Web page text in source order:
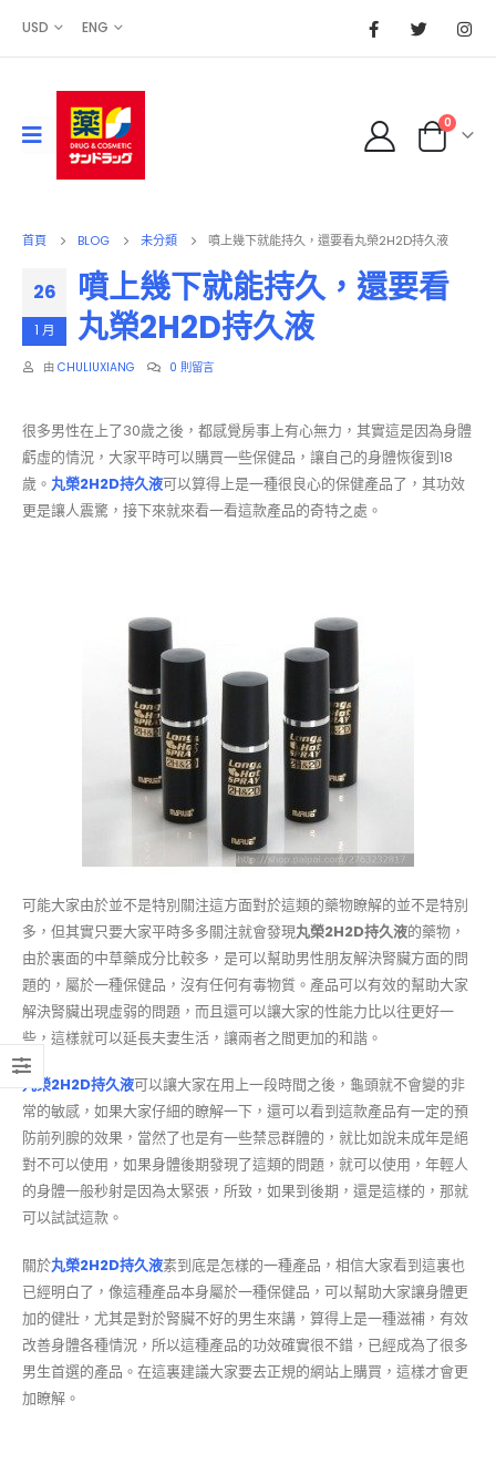
USD ENG
0
首頁 BLOG 未分類 噴上幾下就能持久，還要看丸榮2H2D持久液
26
1 月
噴上幾下就能持久，還要看
丸榮2H2D持久液
由 CHULIUXIANG 0 則留言
很多男性在上了30歲之後，都感覺房事上有心無力，其實這是因為身體
虧虛的情況，大家平時可以購買一些保健品，讓自己的身體恢復到18
歲。 丸榮2H2D持久液可以算得上是一種很良心的保健產品了，其功效
更是讓人震驚，接下來就來看一看這款產品的奇特之處。
可能大家由於並不是特別關注這方面對於這類的藥物瞭解的並不是特別
多，但其實只要大家平時多多關注就會發現丸榮2H2D持久液的藥物，
由於裏面的中草藥成分比較多，是可以幫助男性朋友解決腎臟方面的問
題的，屬於一種保健品，沒有任何有毒物質。產品可以有效的幫助大家
解決腎臟出現虛弱的問題，而且還可以讓大家的性能力比以往更好一
些，這樣就可以延長夫妻生活，讓兩者之間更加的和諧。
丸榮2H2D持久液可以讓大家在用上一段時間之後，龜頭就不會變的非
常的敏感，如果大家仔細的瞭解一下，還可以看到這款產品有一定的預
防前列腺的效果，當然了也是有一些禁忌群體的，就比如說未成年是絕
對不可以使用，如果身體後期發現了這類的問題，就可以使用，年輕人
的身體一般秒射是因為太緊張，所致，如果到後期，還是這樣的，那就
可以試試這款。
關於丸榮2H2D持久液素到底是怎樣的一種產品，相信大家看到這裏也
已經明白了，像這種產品本身屬於一種保健品，可以幫助大家讓身體更
加的健壯，尤其是對於腎臟不好的男生來講，算得上是一種滋補，有效
改善身體各種情況，所以這種產品的功效確實很不錯，已經成為了很多
男生首選的產品。在這裏建議大家要去正規的網站上購買，這樣才會更
加瞭解。